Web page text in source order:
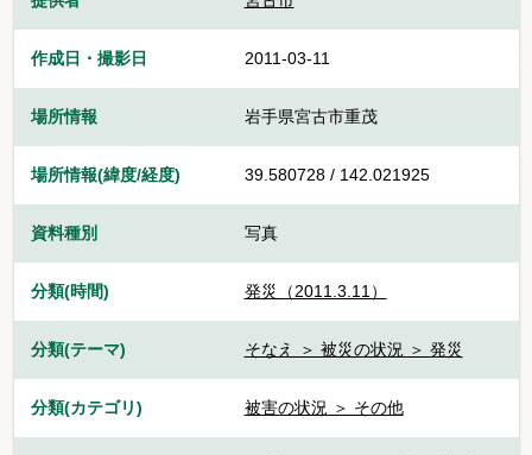
作成日・撮影日 2011-03-11
場所情報 岩手県宮古市重茂
場所情報(緯度/経度) 39.580728 / 142.021925
資料種別 写真
分類(時間) 発災（2011.3.11）
分類(テーマ) そなえ ＞ 被災の状況 ＞ 発災
分類(カテゴリ) 被害の状況 ＞ その他